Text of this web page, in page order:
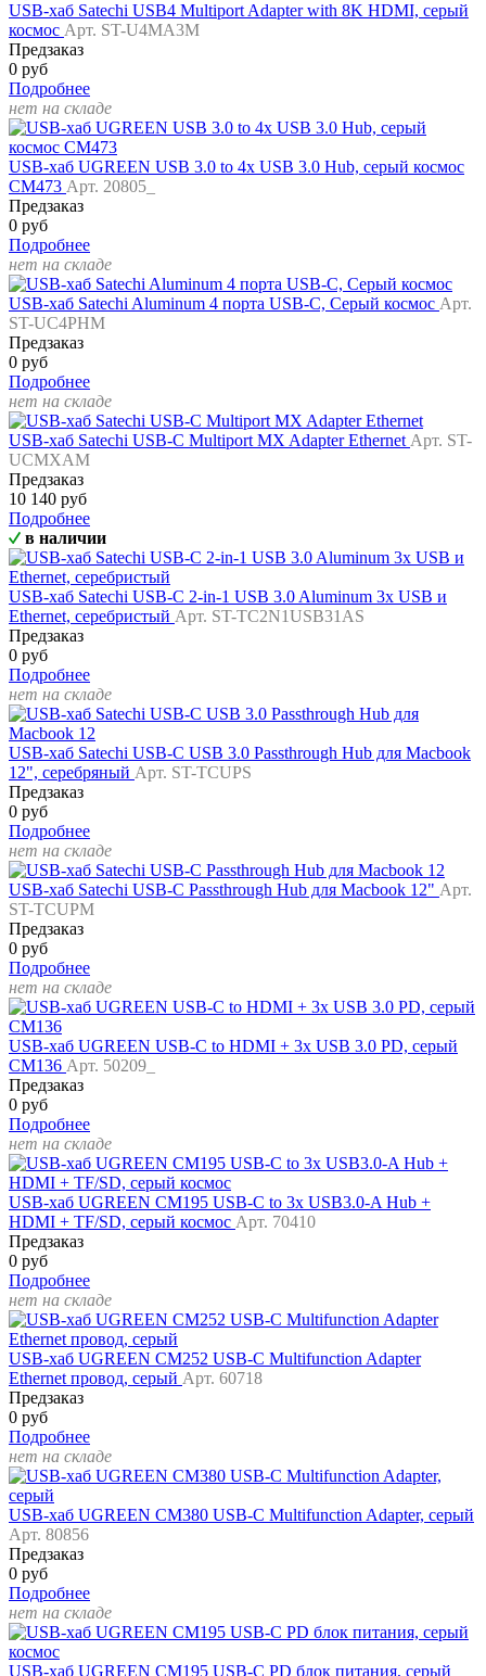
USB-хаб Satechi USB4 Multiport Adapter with 8K HDMI, серый
космос Арт. ST-U4MA3M
Предзаказ
0 руб
Подробнее
нет на складе
USB-хаб UGREEN USB 3.0 to 4x USB 3.0 Hub, серый космос
CM473 Арт. 20805_
Предзаказ
0 руб
Подробнее
нет на складе
USB-хаб Satechi Aluminum 4 порта USB-С, Серый космос Арт.
ST-UC4PHM
Предзаказ
0 руб
Подробнее
нет на складе
USB-хаб Satechi USB-C Multiport MX Adapter EthernetАрт. ST-
UCMXAM
Предзаказ
10 140 руб
Подробнее
в наличии
USB-хаб Satechi USB-C 2-in-1 USB 3.0 Aluminum 3x USB и
Ethernet, серебристый Арт. ST-TC2N1USB31AS
Предзаказ
0 руб
Подробнее
нет на складе
USB-хаб Satechi USB-C USB 3.0 Passthrough Hub для Macbook
12", серебряный Арт. ST-TCUPS
Предзаказ
0 руб
Подробнее
нет на складе
USB-хаб Satechi USB-C Passthrough Hub для Macbook 12" Арт.
ST-TCUPM
Предзаказ
0 руб
Подробнее
нет на складе
USB-хаб UGREEN USB-C to HDMI + 3x USB 3.0 PD, серый
CM136 Арт. 50209_
Предзаказ
0 руб
Подробнее
нет на складе
USB-хаб UGREEN CM195 USB-C to 3x USB3.0-A Hub +
HDMI + TF/SD, серый космос Арт. 70410
Предзаказ
0 руб
Подробнее
нет на складе
USB-хаб UGREEN CM252 USB-C Multifunction Adapter
Ethernet провод, серый Арт. 60718
Предзаказ
0 руб
Подробнее
нет на складе
USB-хаб UGREEN CM380 USB-C Multifunction Adapter, серый
Арт. 80856
Предзаказ
0 руб
Подробнее
нет на складе
USB-хаб UGREEN CM195 USB-C PD блок питания, серый